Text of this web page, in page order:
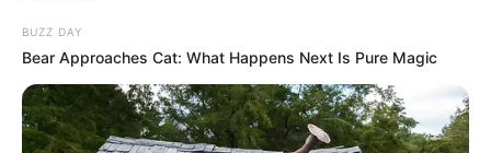
BUZZ DAY
Bear Approaches Cat: What Happens Next Is Pure Magic